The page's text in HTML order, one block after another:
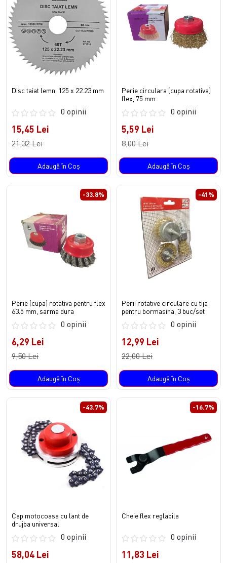
Disc taiat lemn, 125 x 22.23 mm
0 opinii
15,45 Lei
21,32 Lei
Adaugă în Coş
Perie circulara (cupa rotativa)
flex, 75 mm
0 opinii
5,59 Lei
8,00 Lei
Adaugă în Coş
-33.8%
Perie (cupa) rotativa pentru flex
63.5 mm, sarma dura
0 opinii
6,29 Lei
9,50 Lei
Adaugă în Coş
-41%
Perii rotative circulare cu tija
pentru bormasina, 3 buc/set
0 opinii
12,99 Lei
22,00 Lei
Adaugă în Coş
-43.7%
Cap motocoasa cu lant de
drujba universal
0 opinii
58,04 Lei
-16.7%
Cheie flex reglabila
0 opinii
11,83 Lei